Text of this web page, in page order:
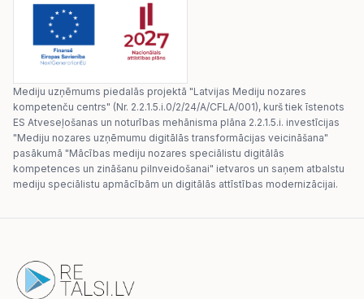
Mediju uzņēmums piedalās projektā "Latvijas Mediju nozares
kompetenču centrs" (Nr. 2.2.1.5.i.0/2/24/A/CFLA/001), kurš tiek īstenots
ES Atveseļošanas un noturības mehānisma plāna 2.2.1.5.i. investīcijas
"Mediju nozares uzņēmumu digitālās transformācijas veicināšana"
pasākumā "Mācības mediju nozares speciālistu digitālās
kompetences un zināšanu pilnveidošanai" ietvaros un saņem atbalstu
mediju speciālistu apmācībām un digitālās attīstības modernizācijai.